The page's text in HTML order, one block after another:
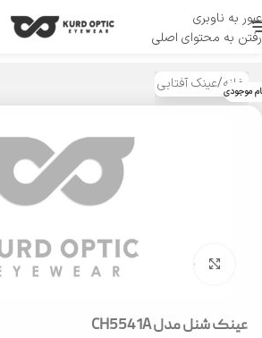
عبور به ناوبری
رفتن به محتوای اصلی
منو
خانه/عینک آفتابی موجودی
بزرگنمایی تصویر
عینک شنل مدل CH5541A